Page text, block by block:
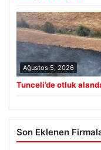
Ağustos 5, 2026
Tunceli’de otluk
Son Eklenen